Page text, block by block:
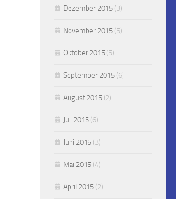
Dezember 2015 (3)
November 2015 (5)
Oktober 2015 (5)
September 2015 (6)
August 2015 (2)
Juli 2015 (6)
Juni 2015 (3)
Mai 2015 (4)
April 2015 (2)